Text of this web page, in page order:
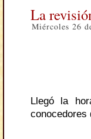
La
Miércoles 26
Llegó la
conocedores